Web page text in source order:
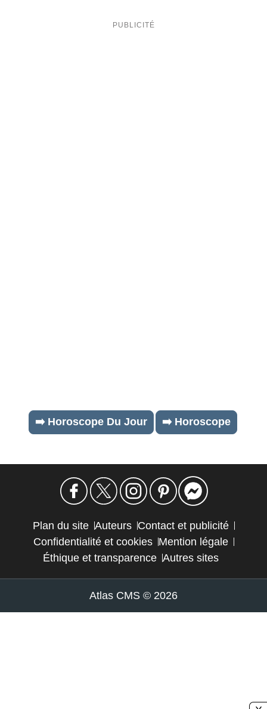
➡️ Horoscope Du Jour ➡️ Horoscope
Plan du site Auteurs Contact et publicité
Confidentialité et cookies Mention légale
Éthique et transparence Autres sites
Atlas CMS © 2026